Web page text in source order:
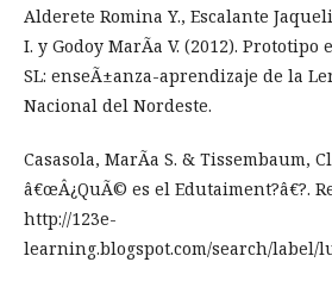
Alderete Romina Y., Escalante
I. y Godoy MarÃ­a V. (2012). Prototipo
SL: enseÃ±anza-aprendizaje de la
Nacional del Nordeste.
Casasola, MarÃ­a S. & Tissembaum,
â€œÂ¿QuÃ© es el Edutaiment?â€?.
http://123e-
learning.blogspot.com/search/label/